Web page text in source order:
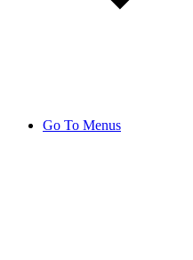
Go To Menus